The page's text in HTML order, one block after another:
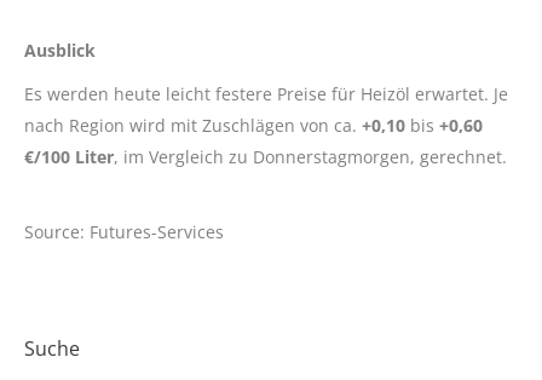
Ausblick
Es werden heute leicht festere Preise für Heizöl erwartet. Je
nach Region wird mit Zuschlägen von ca. +0,10 bis +0,60
€/100 Liter, im Vergleich zu Donnerstagmorgen, gerechnet.
Source: Futures-Services
Suche